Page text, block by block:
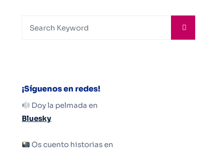
¡Síguenos en redes!
Doy la pelmada en
Bluesky
Os cuento historias en